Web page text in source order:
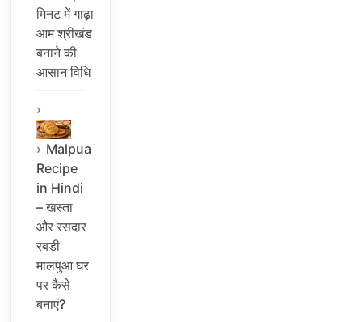
मिनट में गाढ़ा
आम श्रीखंड
बनाने की
आसान विधि
Malpua
Recipe
in Hindi
– खस्ता
और रसदार
रबड़ी
मालपुआ घर
पर कैसे
बनाएं?